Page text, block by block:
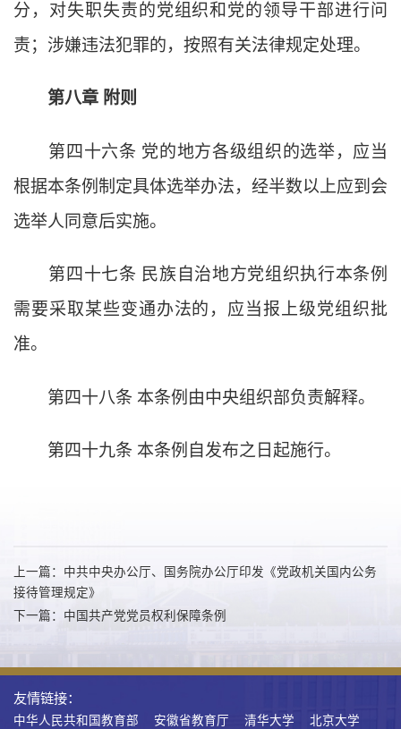
分，对失职失责的党组织和党的领导干部进行问
责；涉嫌违法犯罪的，按照有关法律规定处理。
第八章 附则
第四十六条 党的地方各级组织的选举，应当
根据本条例制定具体选举办法，经半数以上应到会
选举人同意后实施。
第四十七条 民族自治地方党组织执行本条例
需要采取某些变通办法的，应当报上级党组织批
准。
第四十八条 本条例由中央组织部负责解释。
第四十九条 本条例自发布之日起施行。
上一篇：中共中央办公厅、国务院办公厅印发《党政机关国内公务
接待管理规定》
下一篇：中国共产党党员权利保障条例
友情链接：
中华人民共和国教育部 安徽省教育厅 清华大学 北京大学